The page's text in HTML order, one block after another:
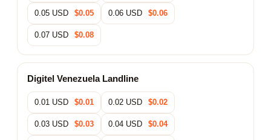
0.05 USD $0.05 0.06 USD $0.06
0.07 USD $0.08
Digitel Venezuela Landline
0.01 USD $0.01 0.02 USD $0.02
0.03 USD $0.03 0.04 USD $0.04